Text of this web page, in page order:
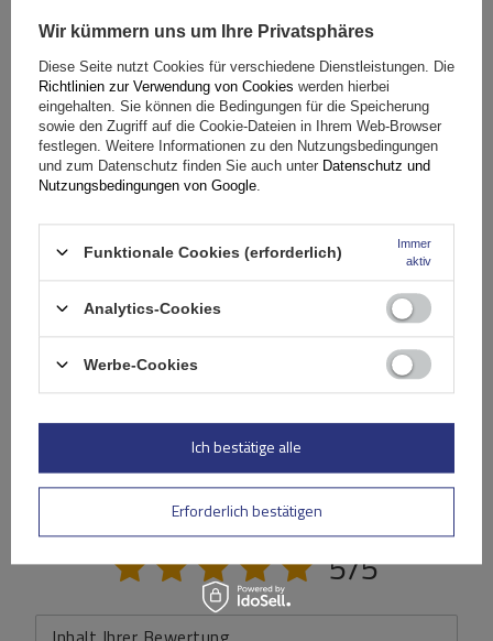
Spezifikation
Das Produkt passt zu Autos
Lieferung
Bewertungen
Ihre Bewertung schreiben
Ihre Note:
5/5
Wir kümmern uns um Ihre Privatsphäres
Diese Seite nutzt Cookies für verschiedene Dienstleistungen. Die
Richtlinien zur Verwendung von Cookies werden hierbei
eingehalten. Sie können die Bedingungen für die Speicherung
sowie den Zugriff auf die Cookie-Dateien in Ihrem Web-Browser
festlegen. Weitere Informationen zu den Nutzungsbedingungen
und zum Datenschutz finden Sie auch unter Datenschutz und
Nutzungsbedingungen von Google
Funktionale Cookies (erforderlich)
Immer
aktiv
Analytics-Cookies
Werbe-Cookies
Erforderlich bestätigen
Ich bestätige alle